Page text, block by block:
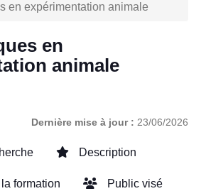
en expérimentation animale
en
animale
Dernière mise à jour : 23/06/2026
Description
formation Public visé